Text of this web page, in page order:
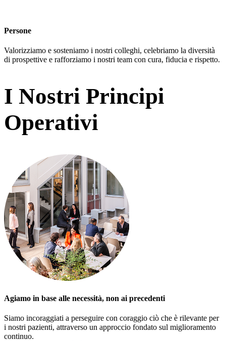
Persone
Valorizziamo e sosteniamo i nostri colleghi, celebriamo la diversità
di prospettive e rafforziamo i nostri team con cura, fiducia e rispetto.
I Nostri Principi
Operativi
Agiamo in base alle necessità, non ai precedenti
Siamo incoraggiati a perseguire con coraggio ciò che è rilevante per
i nostri pazienti, attraverso un approccio fondato sul miglioramento
continuo.